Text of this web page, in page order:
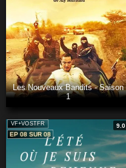
Les Nouveaux Bandits - Saison
1
VF+VOSTFR
9.0
EP 08 SUR 08